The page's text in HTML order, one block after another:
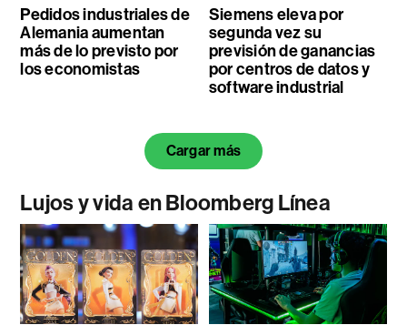
Pedidos industriales de
Alemania aumentan
más de lo previsto por
los economistas
Siemens eleva por
segunda vez su
previsión de ganancias
por centros de datos y
software industrial
Cargar más
Lujos y vida en Bloomberg Línea